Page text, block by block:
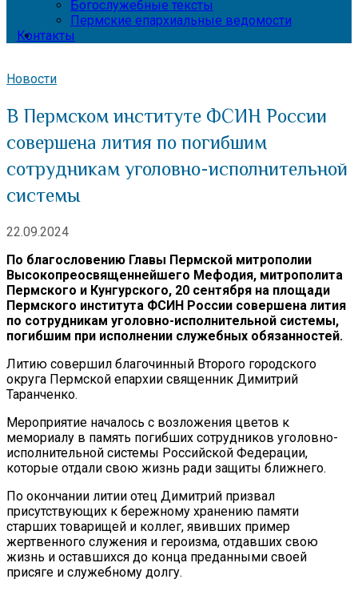
Богослужебные тексты
Пермские епархиальные ведомости
Контакты
Новости
В Пермском институте ФСИН России
совершена лития по погибшим
сотрудникам уголовно-исполнительной
системы
22.09.2024
По благословению Главы Пермской митрополии
Высокопреосвященнейшего Мефодия, митрополита
Пермского и Кунгурского, 20 сентября на площади
Пермского института ФСИН России совершена лития
по сотрудникам уголовно-исполнительной системы,
погибшим при исполнении служебных обязанностей.
Литию совершил благочинный Второго городского
округа Пермской епархии священник Димитрий
Таранченко.
Мероприятие началось с возложения цветов к
мемориалу в память погибших сотрудников уголовно-
исполнительной системы Российской Федерации,
которые отдали свою жизнь ради защиты ближнего.
По окончании литии отец Димитрий призвал
присутствующих к бережному хранению памяти
старших товарищей и коллег, явивших пример
жертвенного служения и героизма, отдавших свою
жизнь и оставшихся до конца преданными своей
присяге и служебному долгу.